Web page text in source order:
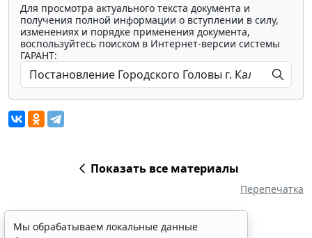
Для просмотра актуального текста документа и
получения полной информации о вступлении в силу,
изменениях и порядке применения документа,
воспользуйтесь поиском в Интернет-версии системы
ГАРАНТ:
Показать все материалы
Перепечатка
Мы обрабатываем локальные данные